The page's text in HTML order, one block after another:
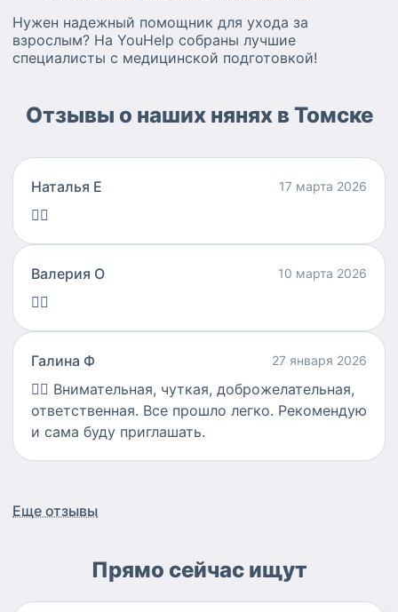
Нужен надежный помощник для ухода за
взрослым? На YouHelp собраны лучшие
специалисты с медицинской подготовкой!
Отзывы о наших нянях в Томске
Наталья Е 17 марта 2026
👍🏻
Валерия О 10 марта 2026
👍🏻
Галина Ф 27 января 2026
👍🏻 Внимательная, чуткая, доброжелательная,
ответственная. Все прошло легко. Рекомендую
и сама буду приглашать.
Еще отзывы
Прямо сейчас ищут